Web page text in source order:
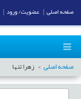
صفحه اصلی زهرا تنها
صفحه اصلی عضویت/ ورود